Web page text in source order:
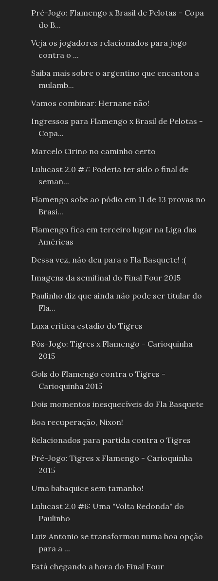
Pré-Jogo: Flamengo x Brasil de Pelotas - Copa
do B...
Veja os jogadores relacionados para jogo
contra o ...
Saiba mais sobre o argentino que encantou a
mulamb...
Vamos combinar: Hernane não!
Ingressos para Flamengo x Brasil de Pelotas -
Copa...
Marcelo Cirino no caminho certo
Lulucast 2.0 #7: Poderia ter sido o final de
seman...
Flamengo sobe ao pódio em 11 de 13 provas no
Brasi...
Flamengo fica em terceiro lugar na Liga das
Américas
Dessa vez, não deu para o Fla Basquete! :(
Imagens da semifinal do Final Four 2015
Paulinho diz que ainda não pode ser titular do
Fla...
Luxa critica estadio do Tigres
Pós-Jogo: Tigres x Flamengo - Carioquinha
2015
Gols do Flamengo contra o Tigres -
Carioquinha 2015
Dois momentos inesquecíveis do Fla Basquete
Boa recuperação, Nixon!
Relacionados para partida contra o Tigres
Pré-Jogo: Tigres x Flamengo - Carioquinha
2015
Uma babaquice sem tamanho!
Lulucast 2.0 #6: Uma "Volta Redonda" do
Paulinho
Luiz Antonio se transformou numa boa opção
para a ...
Está chegando a hora do Final Four